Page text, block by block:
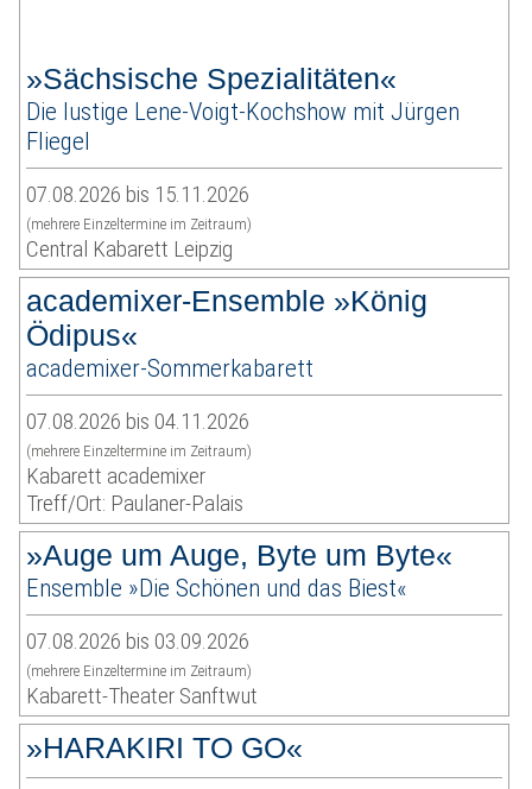
»Sächsische Spezialitäten«
Die lustige Lene-Voigt-Kochshow mit Jürgen
Fliegel
07.08.2026 bis 15.11.2026
(mehrere Einzeltermine im Zeitraum)
Central Kabarett Leipzig
academixer-Ensemble »König
Ödipus«
academixer-Sommerkabarett
07.08.2026 bis 04.11.2026
(mehrere Einzeltermine im Zeitraum)
Kabarett academixer
Treff/Ort: Paulaner-Palais
»Auge um Auge, Byte um Byte«
Ensemble »Die Schönen und das Biest«
07.08.2026 bis 03.09.2026
(mehrere Einzeltermine im Zeitraum)
Kabarett-Theater Sanftwut
»HARAKIRI TO GO«